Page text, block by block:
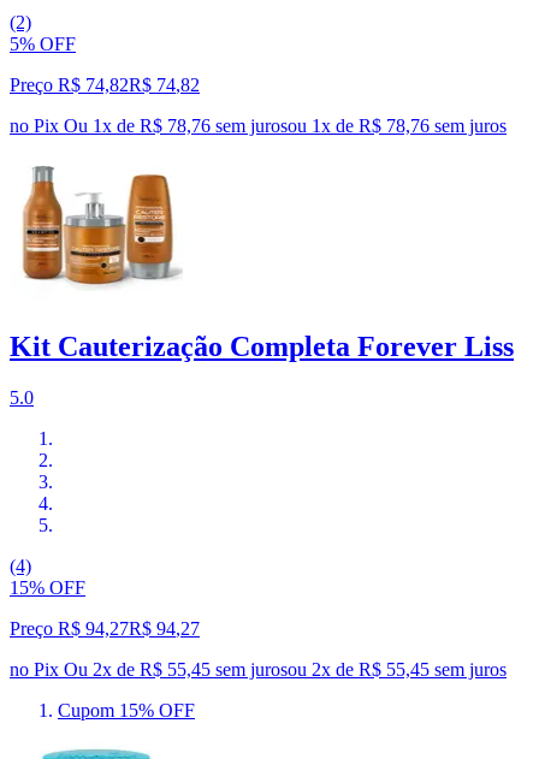
(2)
5% OFF
Preço R$ 74,82R$ 74,82
no Pix Ou 1x de R$ 78,76 sem jurosou 1x de R$ 78,76 sem juros
Kit Cauterização Completa Forever Liss
5.0
(4)
15% OFF
Preço R$ 94,27R$ 94,27
no Pix Ou 2x de R$ 55,45 sem jurosou 2x de R$ 55,45 sem juros
Cupom 15% OFF